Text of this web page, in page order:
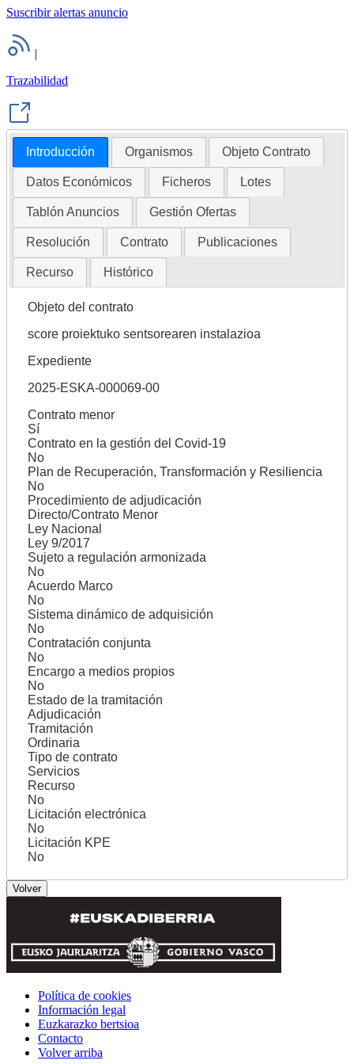
Suscribir alertas anuncio
|
Trazabilidad
Introducción Organismos Objeto Contrato
Datos Económicos Ficheros Lotes
Tablón Anuncios Gestión Ofertas
Resolución Contrato Publicaciones
Recurso Histórico
Objeto del contrato
score proiektuko sentsorearen instalazioa
Expediente
2025-ESKA-000069-00
Contrato menor
Sí
Contrato en la gestión del Covid-19
No
Plan de Recuperación, Transformación y Resiliencia
No
Procedimiento de adjudicación
Directo/Contrato Menor
Ley Nacional
Ley 9/2017
Sujeto a regulación armonizada
No
Acuerdo Marco
No
Sistema dinámico de adquisición
No
Contratación conjunta
No
Encargo a medios propios
No
Estado de la tramitación
Adjudicación
Tramitación
Ordinaria
Tipo de contrato
Servicios
Recurso
No
Licitación electrónica
No
Licitación KPE
No
Política de cookies
Información legal
Euzkarazko bertsioa
Contacto
Volver arriba